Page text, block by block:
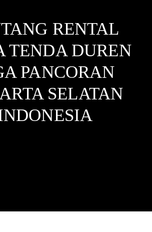
RENTAL
TENDA DUREN
PANCORAN
SELATAN